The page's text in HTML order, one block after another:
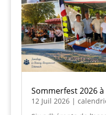
Sommerfest 2026
12 Juil 2026|